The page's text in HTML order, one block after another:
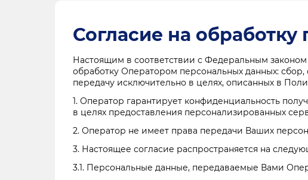
Согласие на
Настоящим в соответствии с Федеральным
обработку Оператором персональных данных:
передачу исключительно в целях, описанных в
1. Оператор гарантирует конфиденциальность
в целях предоставления персонализированных
2. Оператор не имеет права передачи Ваших
3. Настоящее согласие распространяется на
3.1. Персональные данные, передаваемые Вами